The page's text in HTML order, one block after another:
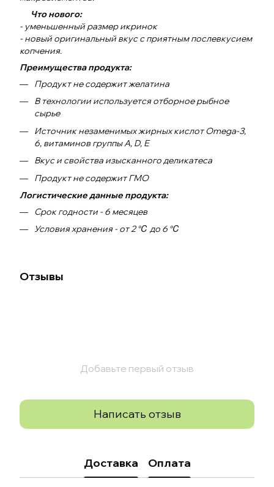
Что нового:
- уменьшенный размер икринок
- новый оригинальный вкус с приятным послевкусием
копчения.
Преимущества продукта:
Продукт не содержит желатина
В технологии используется отборное рыбное
сырье
Источник незаменимых жирных кислот Omega-3,
6, витаминов группы A, D, Е
Вкус и свойства изысканного деликатеса
Продукт не содержит ГМО
Логистические данные продукта:
Срок годности - 6 месяцев
Условия хранения - от 2 ℃ до 6 ℃
Отзывы
Добавьте первый отзыв
Написать отзыв
Доставка Оплата